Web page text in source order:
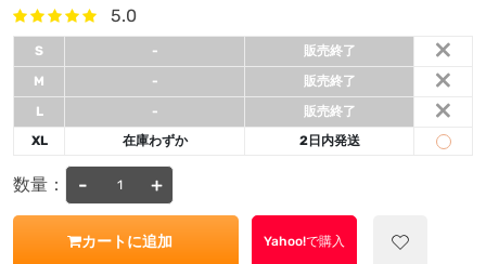
5.0
S - 販売終了 ×
M - 販売終了 ×
L - 販売終了 ×
XL 在庫わずか 2日内発送
数量： - +
カートに追加 Yahoo!で購入